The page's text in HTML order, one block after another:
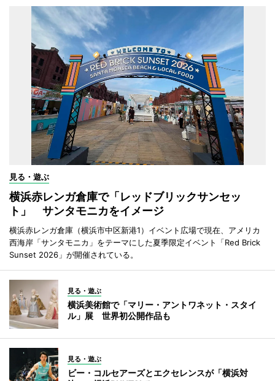
見る・遊ぶ
横浜赤レンガ倉庫で「レッドブリックサンセッ
ト」 サンタモニカをイメージ
横浜赤レンガ倉庫（横浜市中区新港1）イベント広場で現在、アメリカ
西海岸「サンタモニカ」をテーマにした夏季限定イベント「Red Brick
Sunset 2026」が開催されている。
見る・遊ぶ
横浜美術館で「マリー・アントワネット・スタイ
ル」展 世界初公開作品も
見る・遊ぶ
ビー・コルセアーズとエクセレンスが「横浜対